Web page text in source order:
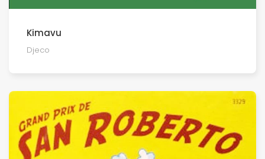
Kimavu
Djeco